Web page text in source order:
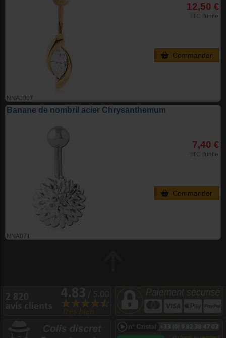
NNAJ007
12,50 €
TTC l'unite
Commander
Banane de nombril acier Chrysanthemum
NNA071
7,40 €
TTC l'unite
Commander